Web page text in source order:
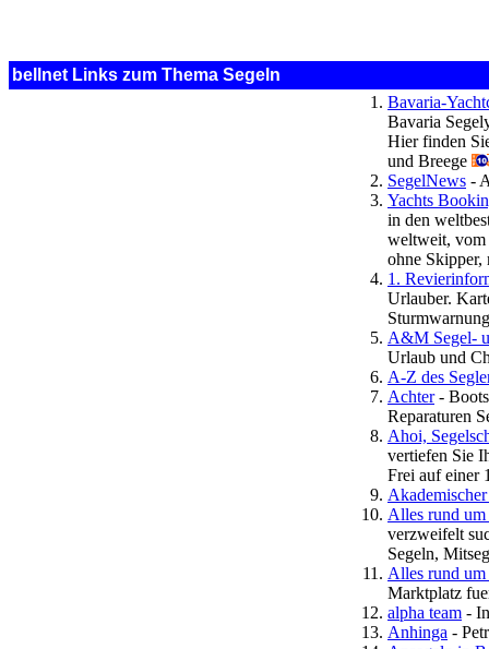
bellnet Links zum Thema Segeln
Bavaria-
Bavaria
Hier finden
und Breege
SegelNews -
Yachts
in den
weltweit, vom
ohne
1.
Urlauber.
A&M Segel-
Urlaub und
A-Z des
Achter-
Reparaturen
Ahoi,
vertiefen Sie
Frei auf einer
Alles rund um
verzweifelt
Segeln,
Alles rund um
Marktplatz
alpha team -
Anhinga -